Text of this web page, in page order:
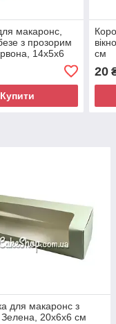
макаронс,
з прозорим
14х5х6
Купити
см
20
для макаронс з
Зелена, 20х6х6 см